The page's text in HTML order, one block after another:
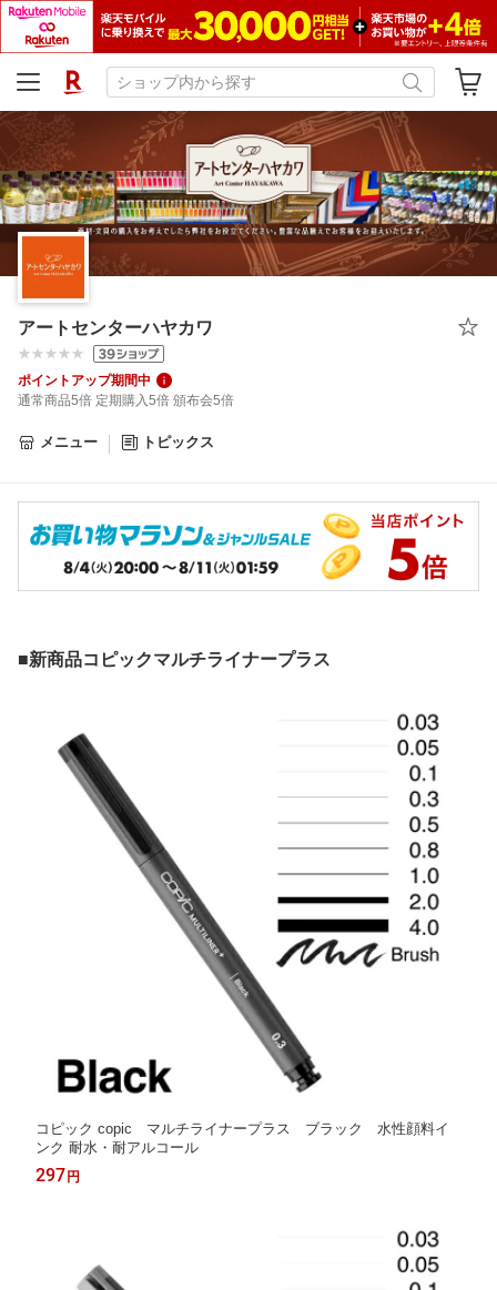
アートセンターハヤカワ
ポイントアップ期間中
通常商品5倍 定期購入5倍 頒布会5倍
メニュー トピックス
■新商品コピックマルチライナープラス
コピック copic マルチライナープラス ブラック 水性顔料イ
ンク 耐水・耐アルコール
297 円